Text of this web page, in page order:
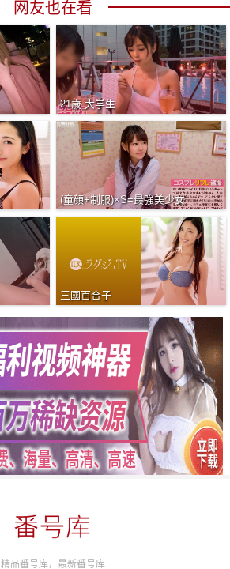
网友也在看
21歳 大学生
(童顔+制服)×S=最強美少女
三國百合子
精品番号库，最新番号库